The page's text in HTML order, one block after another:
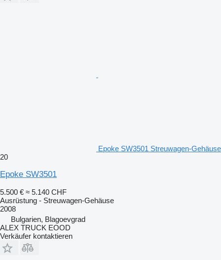
Epoke SW3501 Streuwagen-Gehäuse
20
Epoke SW3501
5.500 € ≈ 5.140 CHF
Ausrüstung - Streuwagen-Gehäuse
2008
Bulgarien, Blagoevgrad
ALEX TRUCK EOOD
Verkäufer kontaktieren